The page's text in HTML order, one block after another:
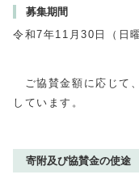
募集期間
令和7年11月30日（日
ご協賛金額に応じて
しています。
寄附及び協賛金の使途